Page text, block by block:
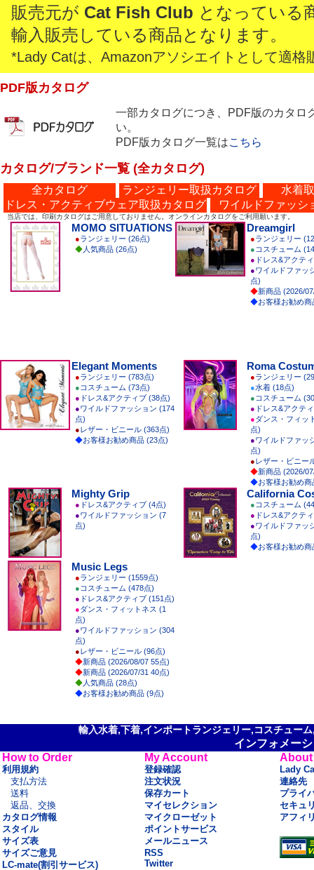
販売元が Cat Fish Club となっている
輸入販売している商品となります。
*Lady Catは、Amazonアソシエイトとして適格
PDF版カタログ
一部カタログにつき、PDF版のカタロ
い。
PDF版カタログ一覧はこちら
カタログ/ブランド一覧 (全カタログ)
全カタログ ランジェリー取扱カタログ
水着
ドレス・アクティブウェア取扱カタログ
ワイルドファッシ
当店では、印刷カタログはご用意しておりません。オンラインカタログをご利用願います。
MOMO SITUATIONS
●ランジェリー (26点)
◆ 人気商品 (26点)
Dreamgirl
●ランジェリー
● コスチューム
● ドレス&アクテ
●ワイルドファッ
点)
◆新商品 (2026/
◆お客様お勧め
Elegant Moments
●ランジェリー (783点)
● コスチューム (73点)
● ドレス&アクティブ (38点)
●ワイルドファッション (174
点)
●レザー・ビニール (363点)
◆お客様お勧め商品 (23点)
Roma
●ランジェリー
●水着 (18点)
● コスチューム
● ドレス&アクテ
●ダンス・フィッ
点)
●ワイルドファッ
点)
●レザー・ビニー
◆新商品 (2026/
◆お客様お勧め
Mighty Grip
● ドレス&アクティブ (4点)
●ワイルドファッション (7
点)
California
● コスチューム
● ドレス&アクテ
●ワイルドファッ
点)
◆お客様お勧め
Music Legs
●ランジェリー (1559点)
● コスチューム (478点)
● ドレス&アクティブ (151点)
●ダンス・フィットネス (1
点)
●ワイルドファッション (304
点)
●レザー・ビニール (96点)
◆新商品 (2026/08/07 55点)
◆新商品 (2026/07/31 40点)
◆ 人気商品 (28点)
◆お客様お勧め商品 (9点)
輸入水着,下着,インポートランジェリー,コスチュー
インフォメー
How to Order
利用規約
支払方法
送料
返品、交換
カタログ情報
スタイル
サイズ表
サイズご意見
LC-mate(割引サービス)
My Account
登録確認
注文状況
保存カート
マイセレクション
マイクローゼット
ポイントサービス
メールニュース
RSS
Twitter
About
Lady
連絡先
プライ
セキュ
アフィ